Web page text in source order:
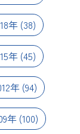
年 (38)
年(45)
年 (94)
年(100)